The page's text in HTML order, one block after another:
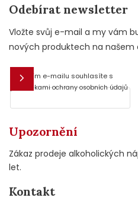
Odebírat newsletter
Vložte svůj e-mail a my vám
nových produktech na našem
E-mail
Vložením e-mailu souhlasíte s
podmínkami ochrany osobních údajů
Upozornění
Zákaz prodeje alkoholických
let.
Kontakt